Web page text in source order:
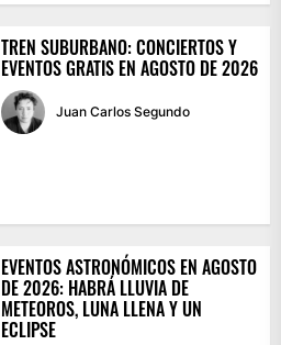
TREN SUBURBANO: CONCIERTOS Y
EVENTOS GRATIS EN AGOSTO DE 2026
Juan Carlos Segundo
EVENTOS ASTRONÓMICOS EN AGOSTO
DE 2026: HABRÁ LLUVIA DE
METEOROS, LUNA LLENA Y UN
ECLIPSE